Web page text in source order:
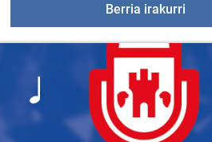
Berria irakurriAte